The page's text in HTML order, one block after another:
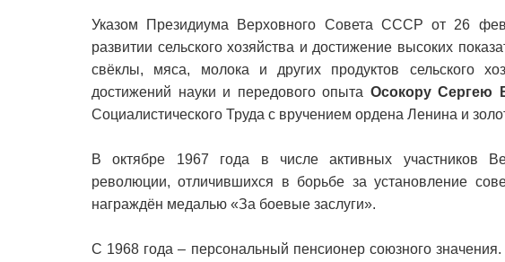
Указом Президиума Верховного Совета СССР от 26
развитии сельского хозяйства и достижение высоких
свёклы, мяса, молока и других продуктов сельского
достижений науки и передового опыта Осокору Сергею
Социалистического Труда с вручением ордена Ленина и
В октябре 1967 года в числе активных участников
революции, отличившихся в борьбе за установление
награждён медалью «За боевые заслуги».
С 1968 года – персональный пенсионер союзного